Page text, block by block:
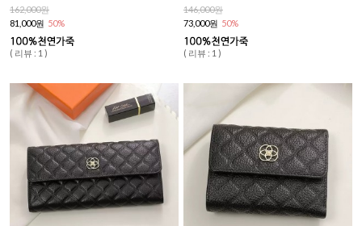
162,000원
81,000원 50%
( 리뷰 : 1 )
146,000원
73,000원 50%
( 리뷰 : 1 )